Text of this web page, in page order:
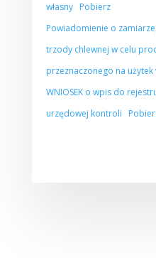
własny
Pobierz
Powiadomienie o
trzody chlewnej w celu
przeznaczonego na użytek
WNIOSEK o wpis do
urzędowej kontroli